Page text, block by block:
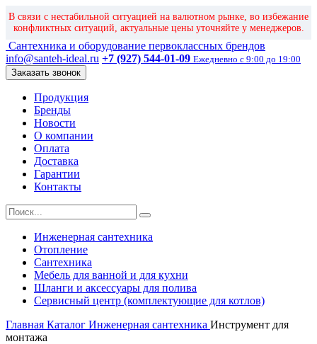
В связи с нестабильной ситуацией на валютном рынке, во избежание
конфликтных ситуаций, актуальные цены уточняйте у менеджеров.
Сантехника и оборудование первоклассных брендов
info@santeh-ideal.ru +7 (927) 544-01-09 Ежедневно с 9:00 до 19:00
Заказать звонок
Продукция
Бренды
Новости
О компании
Оплата
Доставка
Гарантии
Контакты
Инженерная сантехника
Отопление
Сантехника
Мебель для ванной и для кухни
Шланги и аксессуары для полива
Сервисный центр (комплектующие для котлов)
Главная Каталог Инженерная сантехника Инструмент для
монтажа